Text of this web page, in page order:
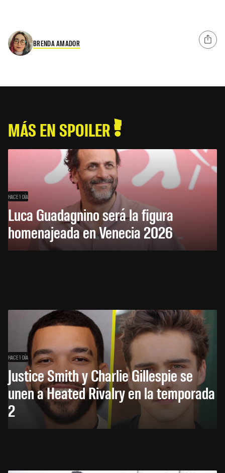
BRENDA AMADOR
MÁS EN SPOILER
HACE 1 DÍA
Luca Guadagnino será la figura
homenajeada en Venecia 2026
HACE 1 DÍA
Justice Smith y Charlie Gillespie se
unen a Heated Rivalry en la temporada
2